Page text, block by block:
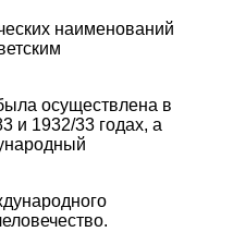
наименований
осуществлена в
и 1932/33 годах, а